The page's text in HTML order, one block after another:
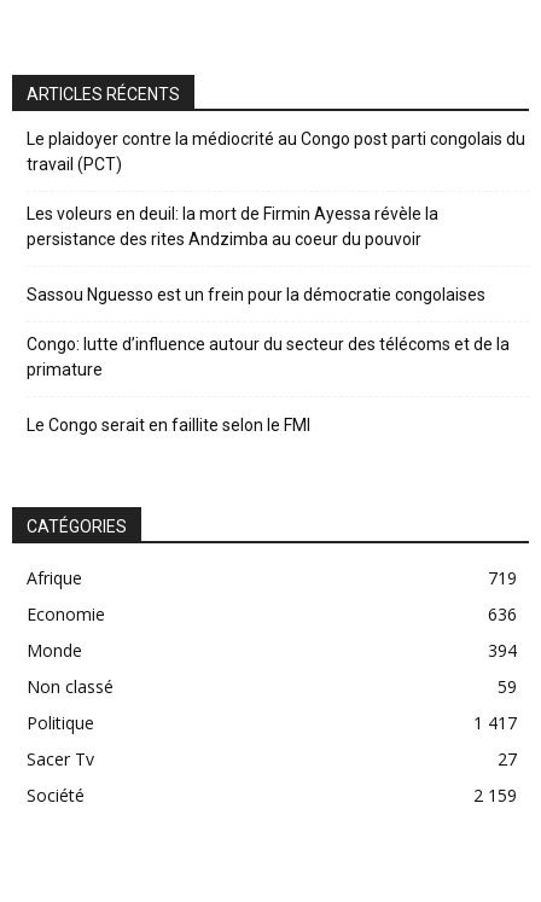
ARTICLES RÉCENTS
Le plaidoyer contre la médiocrité au Congo post parti congolais du
travail (PCT)
Les voleurs en deuil: la mort de Firmin Ayessa révèle la
persistance des rites Andzimba au coeur du pouvoir
Sassou Nguesso est un frein pour la démocratie congolaises
Congo: lutte d’influence autour du secteur des télécoms et de la
primature
Le Congo serait en faillite selon le FMI
CATÉGORIES
Afrique
719
Economie
636
Monde
394
Non classé
59
Politique
1 417
Sacer Tv
27
Société
2 159